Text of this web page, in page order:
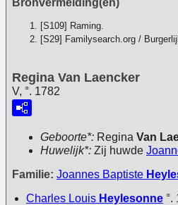
Bronvermelding(en)
[S109] Raming.
[S29] Familysearch.org /
Regina Van Laencker
V, °. 1782
Geboorte*: Regina Van
Huwelijk*: Zij huwde
Familie: Joannes Baptiste
Charles Louis Heylesonne °.